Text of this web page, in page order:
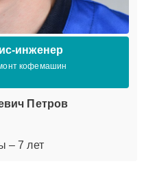
инженер
кофемашин
Петров
– 7 лет